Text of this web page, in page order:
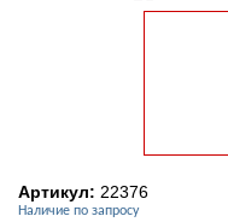
Артикул: 22376
Наличие по запросу